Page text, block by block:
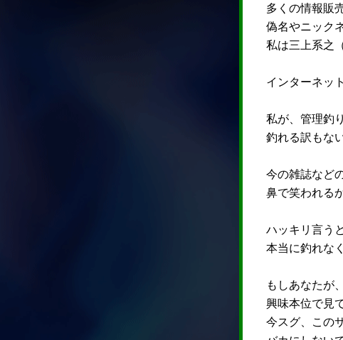
多くの情報販
偽名やニック
私は三上系之
インターネッ
私が、管理釣
釣れる訳もな
今の雑誌など
鼻で笑われる
ハッキリ言うと
本当に釣れな
もしあなたが
興味本位で見
今スグ、この